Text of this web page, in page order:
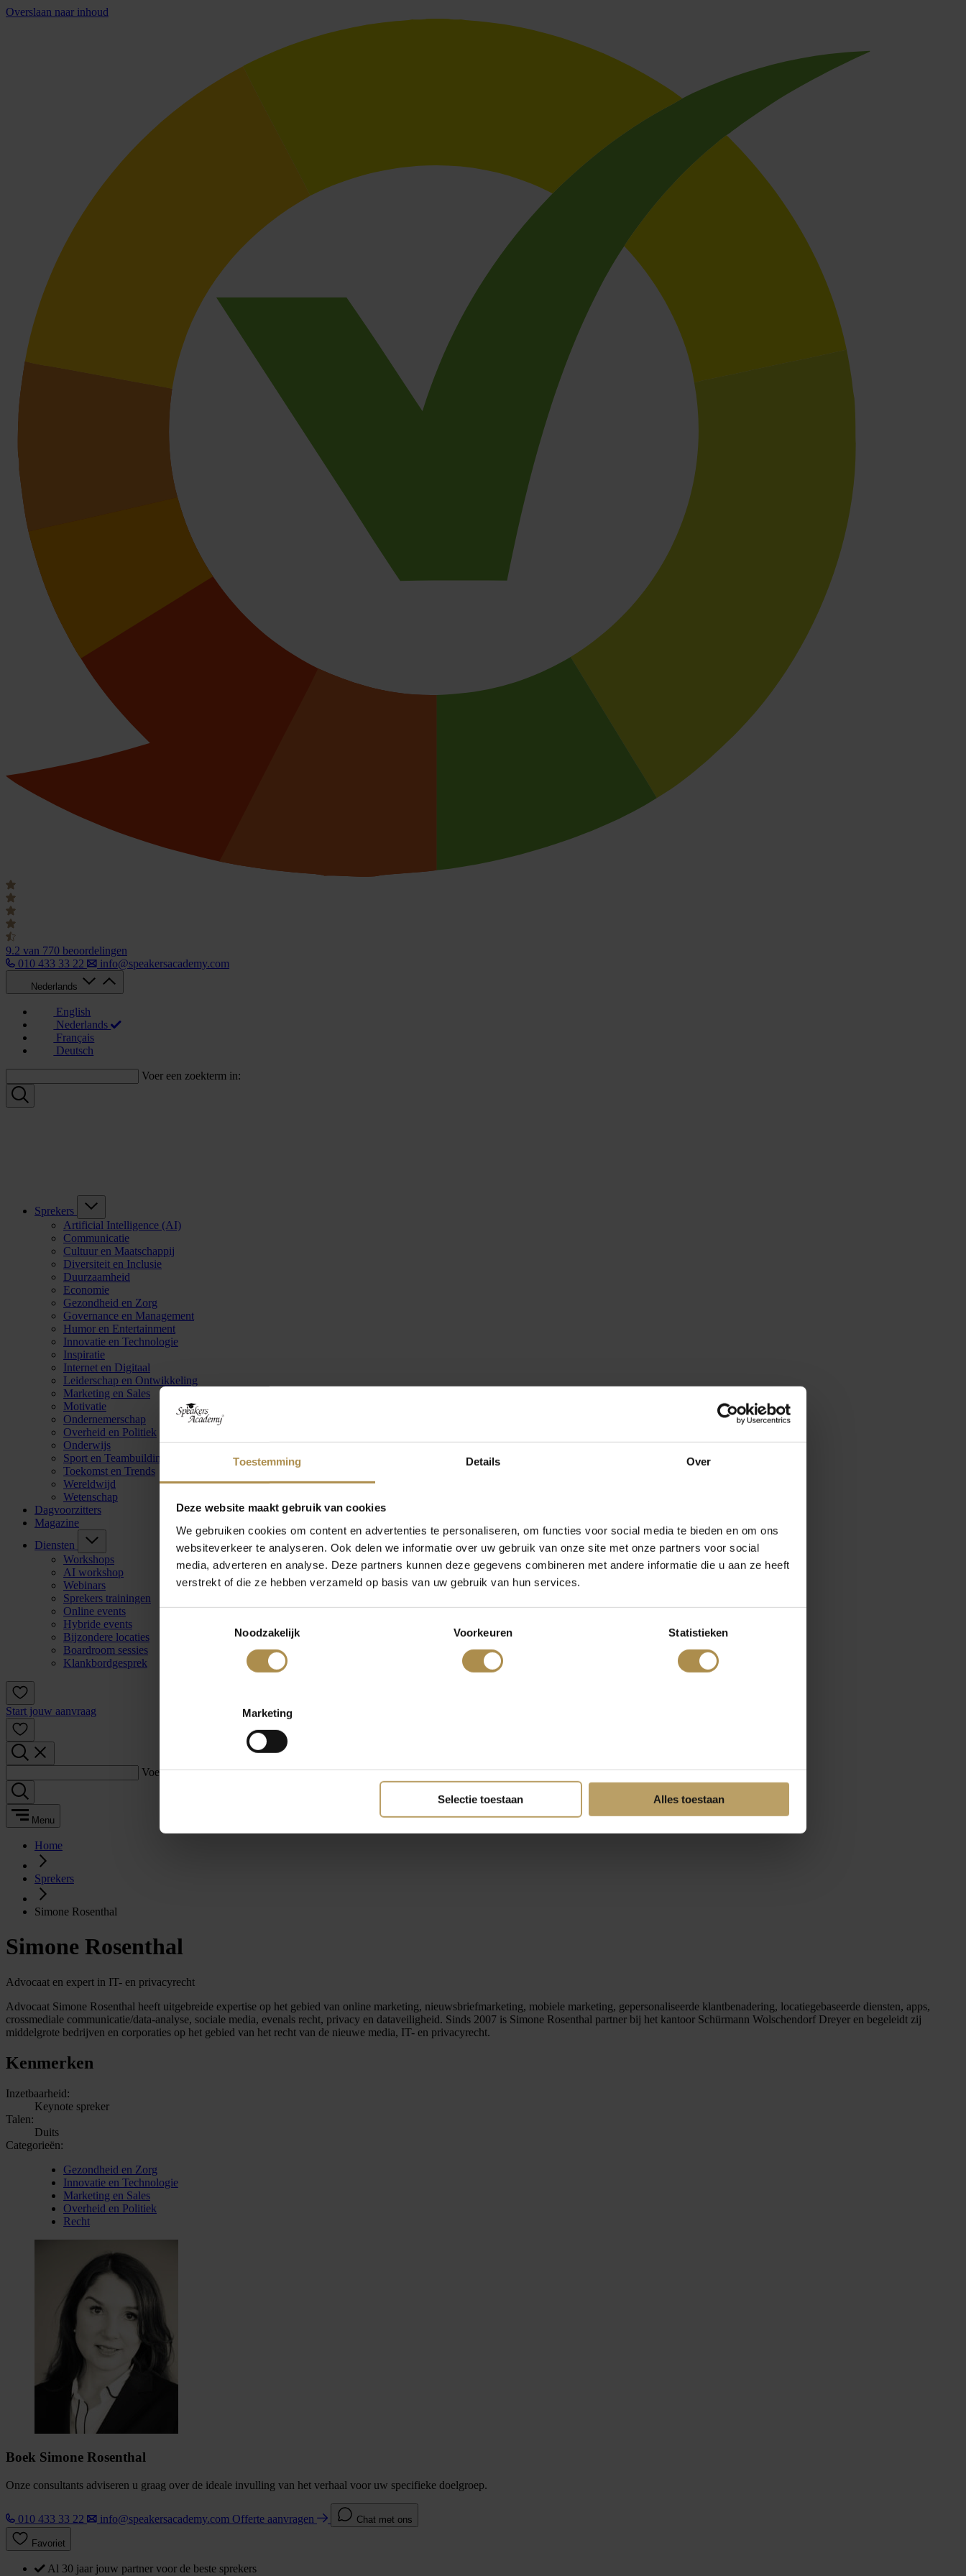
Toestemming Details Over
Deze website maakt gebruik van cookies
We gebruiken cookies om content en advertenties te personaliseren, om functies voor social media te bieden en om ons
websiteverkeer te analyseren. Ook delen we informatie over uw gebruik van onze site met onze partners voor social
media, adverteren en analyse. Deze partners kunnen deze gegevens combineren met andere informatie die u aan ze heeft
verstrekt of die ze hebben verzameld op basis van uw gebruik van hun services.
Noodzakelijk
Voorkeuren Statistieken
Marketing
Selectie toestaan Alles toestaan
Overslaan naar inhoud
9.2 van 770 beoordelingen
010 433 33 22
info@speakersacademy.com
Nederlands
English
Nederlands
Français
Deutsch
Voer een zoekterm in:
Sprekers
Artificial Intelligence (AI)
Communicatie
Cultuur en Maatschappij
Diversiteit en Inclusie
Duurzaamheid
Economie
Gezondheid en Zorg
Governance en Management
Humor en Entertainment
Innovatie en Technologie
Inspiratie
Internet en Digitaal
Leiderschap en Ontwikkeling
Marketing en Sales
Motivatie
Ondernemerschap
Overheid en Politiek
Onderwijs
Sport en Teambuilding
Toekomst en Trends
Wereldwijd
Wetenschap
Dagvoorzitters
Magazine
Diensten
Workshops
AI workshop
Webinars
Sprekers trainingen
Online events
Hybride events
Bijzondere locaties
Boardroom sessies
Klankbordgesprek
Start jouw aanvraag
Voer een zoekterm in:
Menu
Home
Sprekers
Simone Rosenthal
Simone Rosenthal
Advocaat en expert in IT- en privacyrecht
Advocaat Simone Rosenthal heeft uitgebreide expertise op het gebied van online marketing, nieuwsbriefmarketing, mobiele marketing, gepersonaliseerde klantbenadering, locatiegebaseerde diensten, apps,
crossmediale communicatie/data-analyse, sociale media, evenals recht, privacy en dataveiligheid. Sinds 2007 is Simone Rosenthal partner bij het kantoor Schürmann Wolschendorf Dreyer en begeleidt zij
middelgrote bedrijven en corporaties op het gebied van het recht van de nieuwe media, IT- en privacyrecht.
Kenmerken
Inzetbaarheid:
Keynote spreker
Talen:
Duits
Categorieën:
Gezondheid en Zorg
Innovatie en Technologie
Marketing en Sales
Overheid en Politiek
Recht
Boek Simone Rosenthal
Onze consultants adviseren u graag over de ideale invulling van het verhaal voor uw specifieke doelgroep.
010 433 33 22 info@speakersacademy.com Offerte aanvragen Chat met ons
Favoriet
Al 30 jaar jouw partner voor de beste sprekers